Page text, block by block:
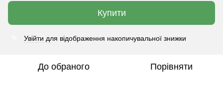
Купити
Увійти для відображення накопичувальної знижки
До обраного Порівняти